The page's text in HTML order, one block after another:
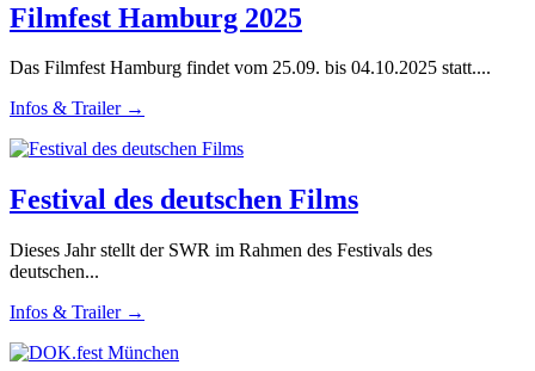
Filmfest Hamburg 2025
Das Filmfest Hamburg findet vom 25.09. bis 04.10.2025 statt....
Infos & Trailer →
Festival des deutschen Films
Dieses Jahr stellt der SWR im Rahmen des Festivals des
deutschen...
Infos & Trailer →